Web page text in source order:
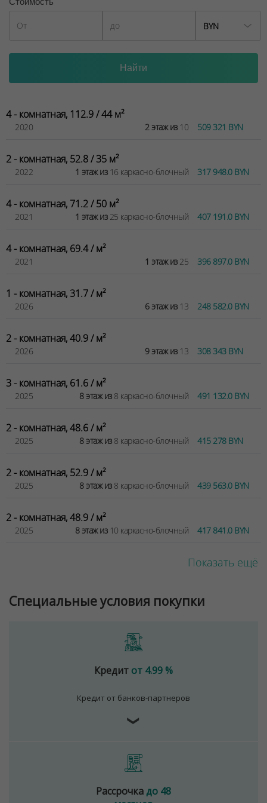
BYN
4 - комнатная, 112.9 / 44 м²
2020 2 этаж из10 509 321 BYN
2 - комнатная, 52.8 / 35 м²
2022 1 этаж из16 каркасно-блочный 317 948.0 BYN
4 - комнатная, 71.2 / 50 м²
2021 1 этаж из25 каркасно-блочный 407 191.0 BYN
4 - комнатная, 69.4 / м²
2021 1 этаж из25 396 897.0 BYN
1 - комнатная, 31.7 / м²
2026 6 этаж из13 248 582.0 BYN
2 - комнатная, 40.9 / м²
2026 9 этаж из13 308 343 BYN
3 - комнатная, 61.6 / м²
2025 8 этаж из8 каркасно-блочный 491 132.0 BYN
2 - комнатная, 48.6 / м²
2025 8 этаж из8 каркасно-блочный 415 278 BYN
2 - комнатная, 52.9 / м²
2025 8 этаж из8 каркасно-блочный 439 563.0 BYN
2 - комнатная, 48.9 / м²
2025 8 этаж из10 каркасно-блочный 417 841.0 BYN
Показать ещё
Специальные условия покупки
Кредит от 4.99 %
Кредит от банков-партнеров
❯
Рассрочкадо 48